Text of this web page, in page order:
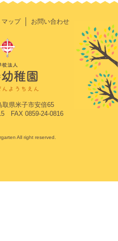
マップ お問い合わせ
取県米子市安倍65
FAX 0859-24-0816
All right reserved.